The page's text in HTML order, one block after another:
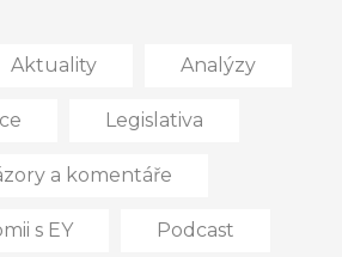
Aktuality Analýzy
Legislativa
a komentáře
s EY Podcast